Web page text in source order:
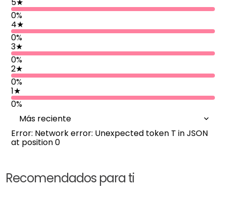
0%
4★
0%
3★
0%
2★
0%
1★
0%
Más reciente
Error: Network error: Unexpected token T in JSON
at position 0
Recomendados para ti